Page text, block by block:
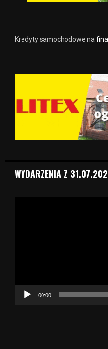
Kredyty samochodowe na
WYDARZENIA Z
c
00:00